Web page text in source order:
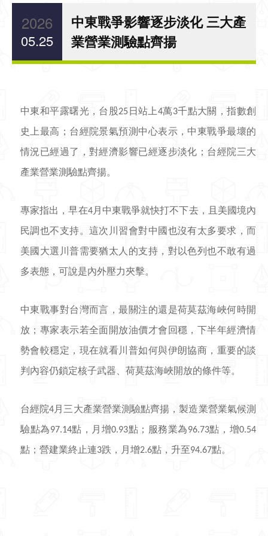
2026
05.25
中東戰爭影響逐步淡化 三大產
業營業測驗點齊揚
中東和平露曙光，台股25 日站上4萬3千點大關，指數創
史上最高；台經院景氣預測中心表示，中東戰爭最壞的
情況已經過了，對經濟影響已經逐步淡化；台經院三大
產業營業測驗點齊揚。
專家指出，早在4月中東戰爭就快打不下去，且美國境內
民調也不支持。這次川習會對中國也沒有太多要求，而
美國大選川普需要猶太人的支持，對以色列也不敢有過
多表態，可說是內外壓力夾擊。
中東戰事對台灣而言，最關注的還是荷莫茲海峽何時開
放；專家表示若全面開放油價才會回穩，下半年經濟情
勢會較穩定，現在就看川普如何與伊朗協商，重要的談
判內容仍鎖定核子武器、荷莫茲海峽開放的條件等。
台經院4月三大產業營業測驗點齊揚，製造業營業氣候測
驗點為97.14點，月增0.93點；服務業為96.73點，增0.54
點；營建業終止連3跌，月增2.6點，升至94.67點。